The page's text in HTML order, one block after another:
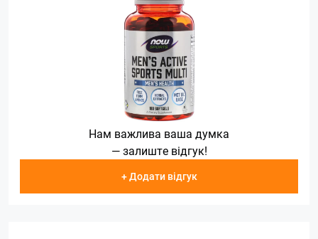
Нам важлива ваша думка
— залиште відгук!
+ Додати відгук